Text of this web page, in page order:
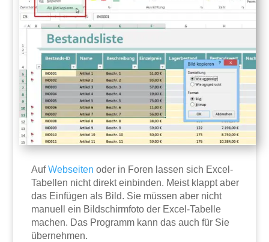
AufWebseiten oder in Foren lassen sich Excel-
Tabellen nicht direkt einbinden. Meist klappt aber
das Einfügen als Bild. Sie müssen aber nicht
manuell ein Bildschirmfoto der Excel-Tabelle
machen. Das Programm kann das auch für Sie
übernehmen.